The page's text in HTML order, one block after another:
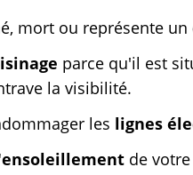
mort ou représente un
parce qu'il est
la visibilité.
les lignes
de